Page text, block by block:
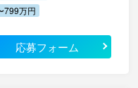
799万円
応募フォーム